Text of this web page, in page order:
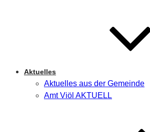
Aktuelles
Aktuelles aus der Gemeinde
Amt Viöl AKTUELL